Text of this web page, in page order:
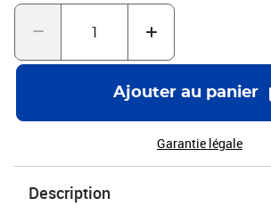
Ajouter au panier
Garantie légale
Description